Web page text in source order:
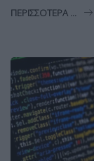
ΠΕΡΙΣΣΌΤΕΡΑ ...